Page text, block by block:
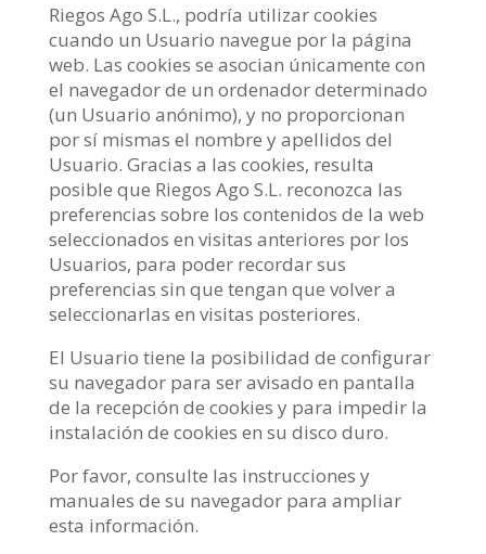
Riegos Ago S.L., podría utilizar cookies
cuando un Usuario navegue por la página
web. Las cookies se asocian únicamente con
el navegador de un ordenador determinado
(un Usuario anónimo), y no proporcionan
por sí mismas el nombre y apellidos del
Usuario. Gracias a las cookies, resulta
posible que Riegos Ago S.L. reconozca las
preferencias sobre los contenidos de la web
seleccionados en visitas anteriores por los
Usuarios, para poder recordar sus
preferencias sin que tengan que volver a
seleccionarlas en visitas posteriores.
El Usuario tiene la posibilidad de configurar
su navegador para ser avisado en pantalla
de la recepción de cookies y para impedir la
instalación de cookies en su disco duro.
Por favor, consulte las instrucciones y
manuales de su navegador para ampliar
esta información.